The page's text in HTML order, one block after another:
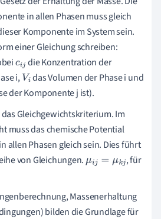
in allen Phasen muss gleich
Komponente im System sein.
einer Gleichung schreiben:
cij die Konzentration der
i, Vi das Volumen der Phase i und
der Komponente j ist).
Gleichgewichtskriterium. Im
muss das chemische Potential
allen Phasen gleich sein. Dies führt
von Gleichungen.μij= μk
, für
Massenerhaltung
bilden die Grundlage für